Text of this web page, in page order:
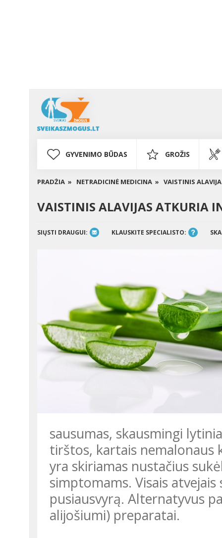
GYVENIMO BŪDAS GROŽIS
PRADŽIA » NETRADICINĖ MEDICINA » VAISTINIS
VAISTINIS ALAVIJAS ATKURIA
SIŲSTI DRAUGUI: KLAUSKITE SPECIALISTO:
sausumas, skausmingi
tirštos, kartais nemalonaus
yra skiriamas nustačius
simptomams. Visais
pusiausvyrą. Alternatyvus
alijošiumi) preparatai.